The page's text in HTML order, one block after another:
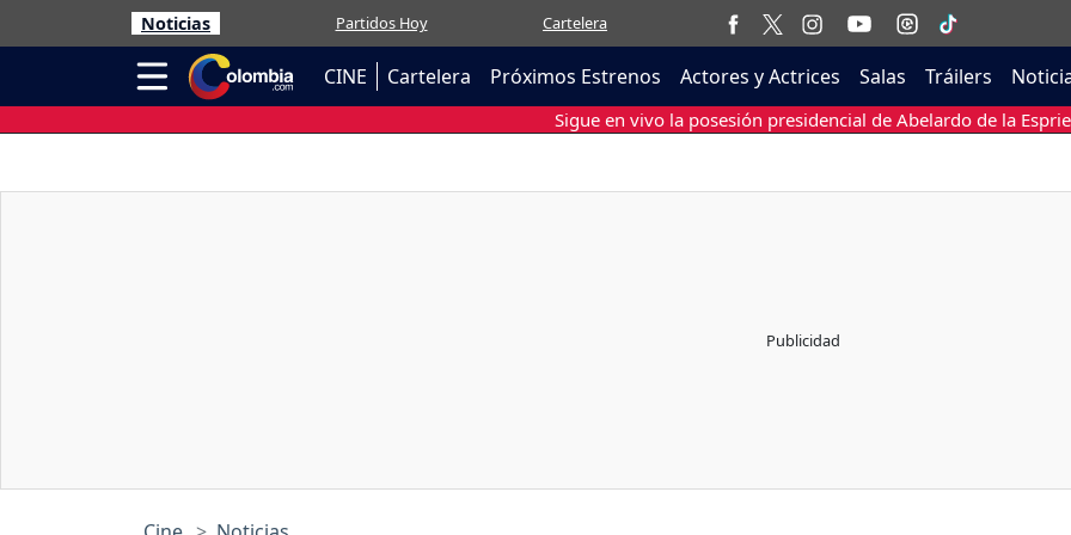
Noticias Partidos Hoy Cartelera
CINE Cartelera Próximos Estrenos Actores y Actrices Salas Tráilers
Sigue en vivo la posesión presidencial de Abelardo de la